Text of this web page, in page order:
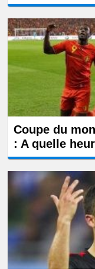
Coupe du
: A quelle